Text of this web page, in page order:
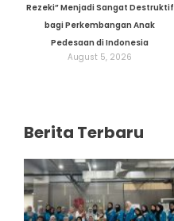
Rezeki” Menjadi Sangat Destruktif
bagi Perkembangan Anak
Pedesaan di Indonesia
August 5, 2026
Berita Terbaru